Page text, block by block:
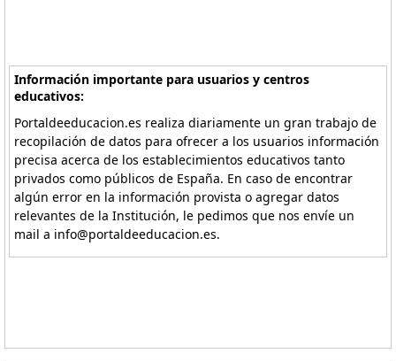
Información importante para usuarios y centros
educativos:
Portaldeeducacion.es realiza diariamente un gran trabajo de
recopilación de datos para ofrecer a los usuarios información
precisa acerca de los establecimientos educativos tanto
privados como públicos de España. En caso de encontrar
algún error en la información provista o agregar datos
relevantes de la Institución, le pedimos que nos envíe un
mail a info@portaldeeducacion.es.